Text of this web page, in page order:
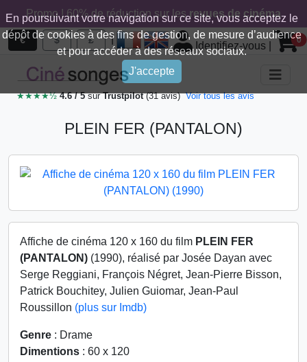
En poursuivant votre navigation sur ce site, vous acceptez le
dépôt de cookies à des fins de gestion, de mesure d’audience
et pour accéder à des réseaux sociaux.
J'accepte
Promo ! 60% de réduction sur lesrevues de cinéma
€ $ £ |
Identifiez-vous 0
★★★★½4.6 / 5surTrustpilot(31 avis) Voir tous les avis
PLEIN FER (PANTALON)
Affiche de cinéma 120 x 160 du film PLEIN FER
(PANTALON) (1990), réalisé par Josée Dayan avec
Serge Reggiani, François Négret, Jean-Pierre Bisson,
Patrick Bouchitey, Julien Guiomar, Jean-Paul
Roussillon (plus sur Imdb)
Genre : Drame
Dimentions : 60 x 120